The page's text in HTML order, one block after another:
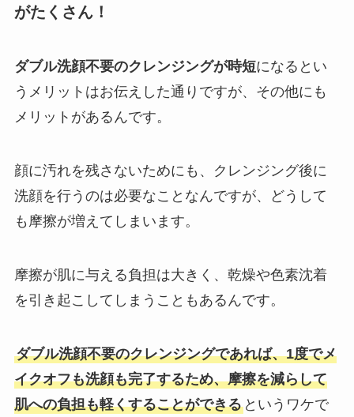
がたくさん！
ダブル洗顔不要のクレンジングが時短になるとい
うメリットはお伝えした通りですが、その他にも
メリットがあるんです。
顔に汚れを残さないためにも、クレンジング後に
洗顔を行うのは必要なことなんですが、どうして
も摩擦が増えてしまいます。
摩擦が肌に与える負担は大きく、乾燥や色素沈着
を引き起こしてしまうこともあるんです。
ダブル洗顔不要のクレンジングであれば、1度でメ
イクオフも洗顔も完了するため、摩擦を減らして
肌への負担も軽くすることができるというワケで